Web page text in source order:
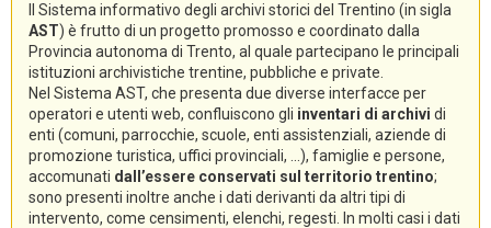
Il Sistema informativo degli archivi storici del Trentino (in sigla
AST) è frutto di un progetto promosso e coordinato dalla
Provincia autonoma di Trento, al quale partecipano le principali
istituzioni archivistiche trentine, pubbliche e private.
Nel Sistema AST, che presenta due diverse interfacce per
operatori e utenti web, confluiscono gli inventari di archivi di
enti (comuni, parrocchie, scuole, enti assistenziali, aziende di
promozione turistica, uffici provinciali, ...), famiglie e persone,
accomunati dall’essere conservati sul territorio trentino;
sono presenti inoltre anche i dati derivanti da altri tipi di
intervento, come censimenti, elenchi, regesti. In molti casi i dati